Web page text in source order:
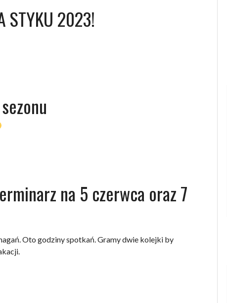
STYKU 2023!
na 5 czerwca oraz 7
Oto godziny spotkań. Gramy dwie kolejki by